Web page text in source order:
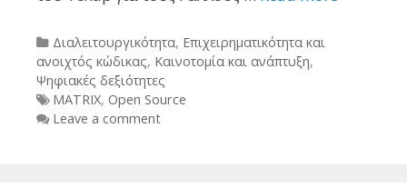
Categories
Διαλειτουργικότητα, Επιχειρηματικότητα και
ανοιχτός κώδικας, Καινοτομία και ανάπτυξη,
Ψηφιακές δεξιότητες
Tags
MATRIX, Open Source
Leave a comment